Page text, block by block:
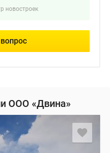
новостроек
ООО «Двина»